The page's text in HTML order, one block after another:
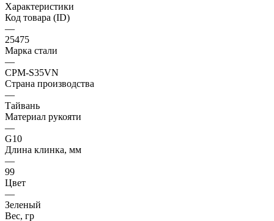
Характеристики
Код товара (ID)
—
25475
Марка стали
—
CPM-S35VN
Страна производства
—
Тайвань
Материал рукояти
—
G10
Длина клинка, мм
—
99
Цвет
—
Зеленый
Вес, гр